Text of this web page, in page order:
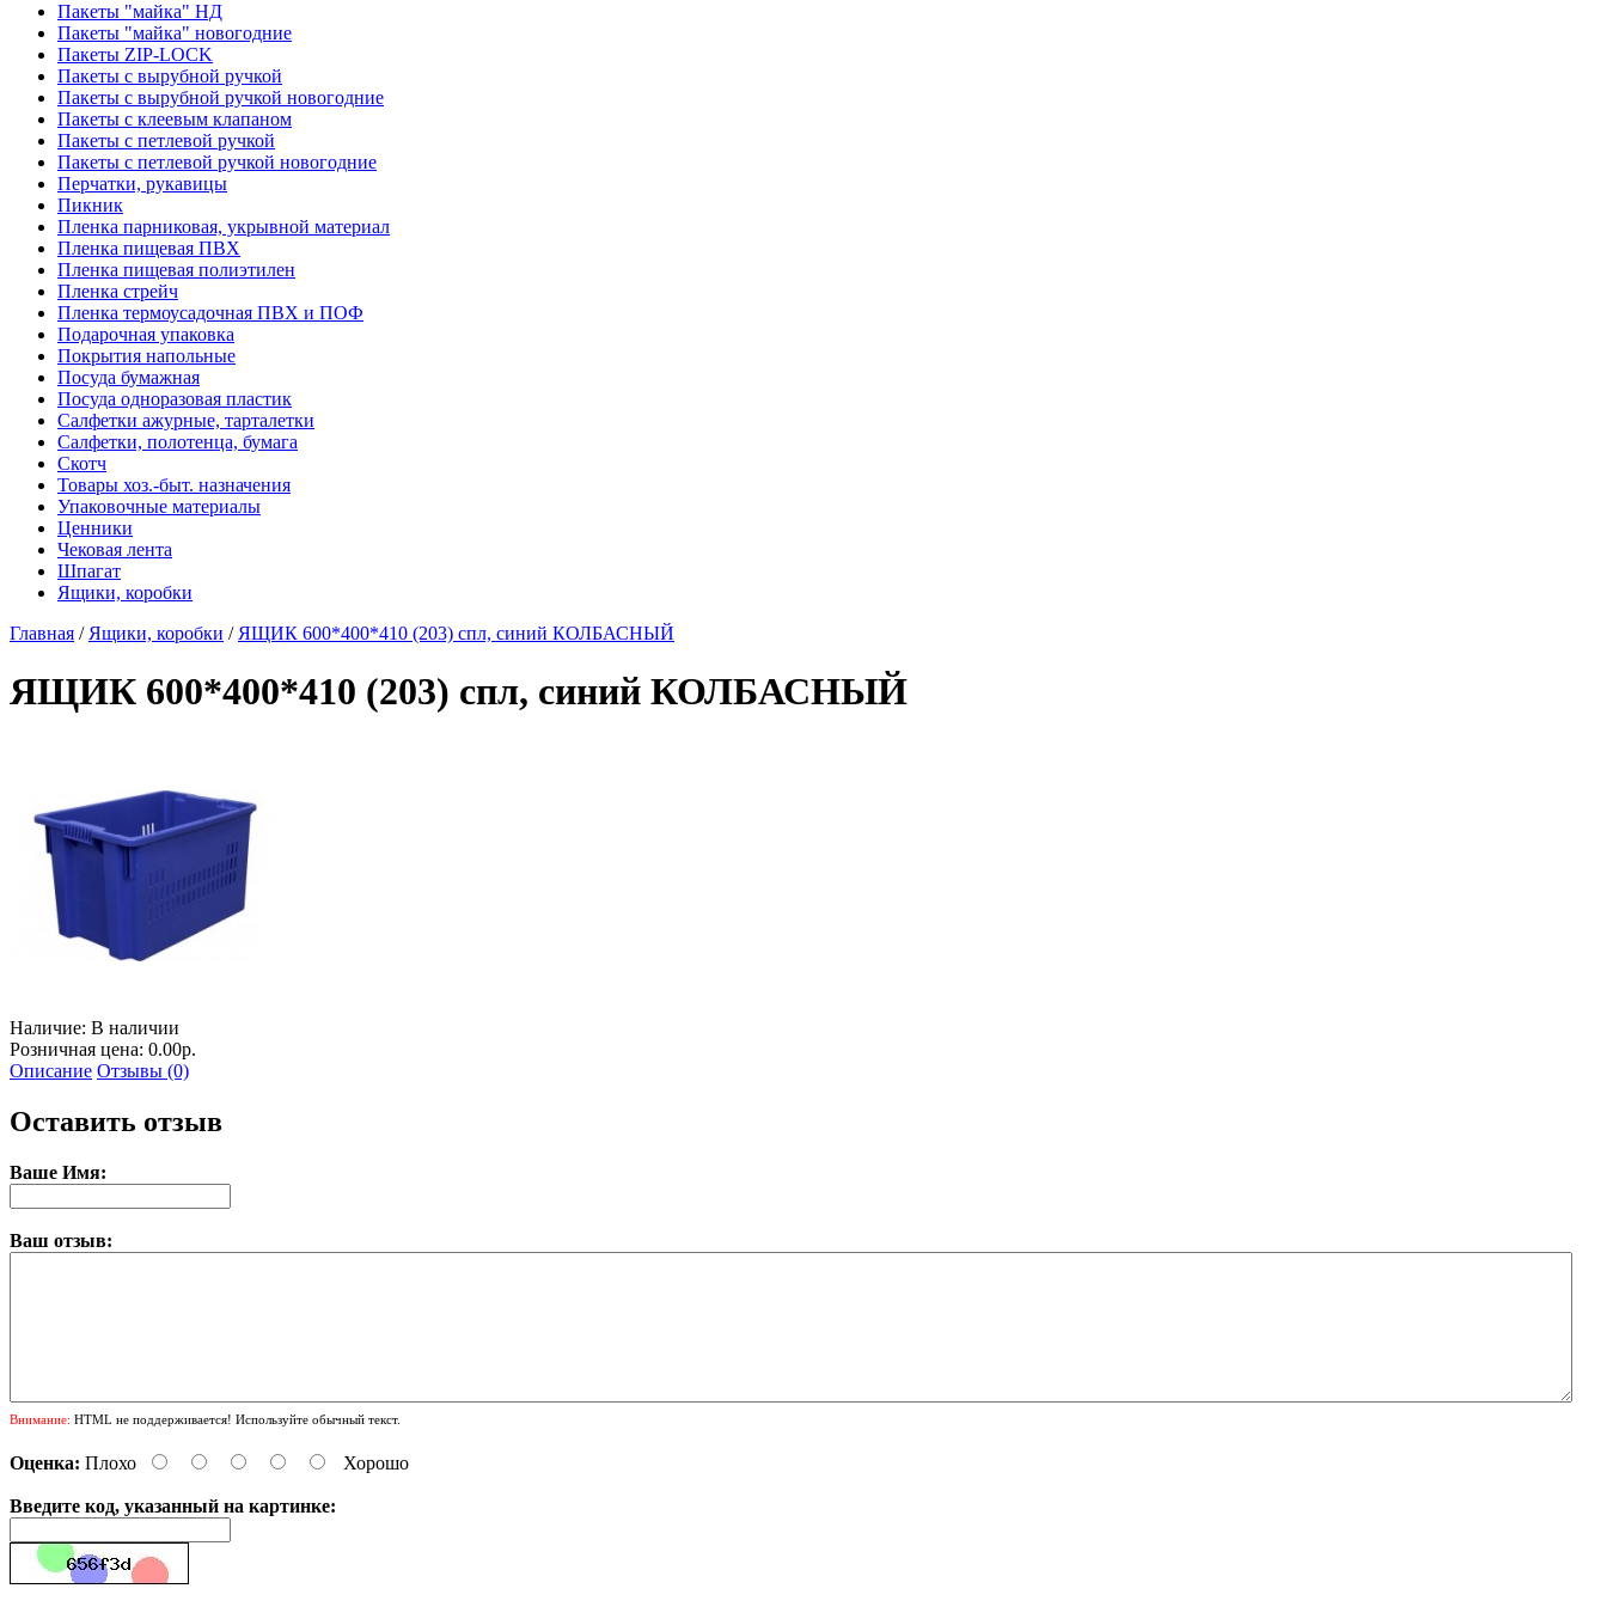
Пакеты "майка" НД
Пакеты "майка" новогодние
Пакеты ZIP-LOCK
Пакеты с вырубной ручкой
Пакеты с вырубной ручкой новогодние
Пакеты с клеевым клапаном
Пакеты с петлевой ручкой
Пакеты с петлевой ручкой новогодние
Перчатки, рукавицы
Пикник
Пленка парниковая, укрывной материал
Пленка пищевая ПВХ
Пленка пищевая полиэтилен
Пленка стрейч
Пленка термоусадочная ПВХ и ПОФ
Подарочная упаковка
Покрытия напольные
Посуда бумажная
Посуда одноразовая пластик
Салфетки ажурные, тарталетки
Салфетки, полотенца, бумага
Скотч
Товары хоз.-быт. назначения
Упаковочные материалы
Ценники
Чековая лента
Шпагат
Ящики, коробки
Главная / Ящики, коробки / ЯЩИК 600*400*410 (203) спл, синий КОЛБАСНЫЙ
ЯЩИК 600*400*410 (203) спл, синий КОЛБАСНЫЙ
Наличие: В наличии
Розничная цена: 0.00р.
Описание Отзывы (0)
Оставить отзыв
Ваше Имя:
Ваш отзыв:
Внимание: HTML не поддерживается! Используйте обычный текст.
Оценка: Плохо Хорошо
Введите код, указанный на картинке: